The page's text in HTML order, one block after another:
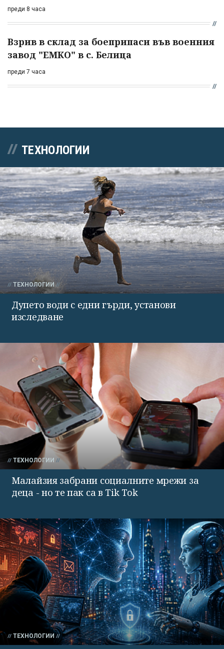
преди 8 часа
Взрив в склад за боеприпаси във военния
завод "ЕМКО" в с. Белица
преди 7 часа
ТЕХНОЛОГИИ
ТЕХНОЛОГИИ
Дупето води с едни гърди, установи
изследване
ТЕХНОЛОГИИ
Малайзия забрани социалните мрежи за
деца - но те пак са в Tik Tok
ТЕХНОЛОГИИ